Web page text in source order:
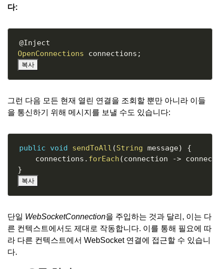
다:
@Inject
OpenConnections connections ;
복사
그런 다음 모든 현재 열린 연결을 조회할 뿐만 아니라 이들
을 통신하기 위해 메시지를 보낼 수도 있습니다:
public void sendToAll (String message)
{
    connections
. forEach (connection ->
}
복사
단일 WebSocketConnection을 주입하는 것과 달리, 이는 다
른 컨텍스트에서도 제대로 작동합니다. 이를 통해 필요에 따
라 다른 컨텍스트에서 WebSocket 연결에 접근할 수 있습니
다.